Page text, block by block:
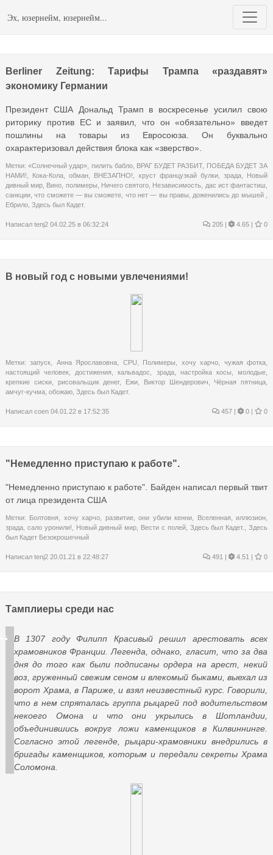
Эх, юзернейм, юзернейм...
Berliner Zeitung: Тарифы Трампа «раздавят»
экономику Германии
Президент США Дональд Трамп в воскресенье усилил свою
риторику против ЕС и заявил, что он «обязательно» введет
пошлины на товары из Евросоюза. Он буквально
охарактеризовал действия блока как «зверство».
Метки:«Солнечный удар» пилить бабло, ВРАГ БУДЕТ РАЗБИТ, ПОБЕДА БУДЕТ ЗА
НАМИ!
Кока-Кола обман ВНЕЗАПНО! хруст французкай булки зрада
Новый
дивный мир Вино полимеры Ничего святого Независимость дас ист фантастиш
санкции ,что сможете — вы сможете что нет — вы правы доженились до мышей
Ебрило Здесь был Кадет.
Написал tenj2 04.02.25 в 06:32:24 205 | 4.65 | 0
В новый год с новыми увлечениями!
Метки:запуск Анна Ярославовна CPU Полимеры хочу харчо чужая фотка
настоящий человек
достижения ,кальвадос зрада, настройка косы ,молодые
крепкие сиски, рисовальщик денег, Ежи Виктор Шендерович Чёрная пятница
амчуг-кучма обожаю Здесь был Кадет.
Написал coen 04.01.22 в 17:52:35 457 | 0 | 0
"Немедленно приступаю к работе".
"Немедленно приступаю к работе". Байден написал первый твит
от лица президента США
Метки: Болтовня хочу харчо развитие,они убили кенни Вселенная ,иллюзион
зрада сало уронили! Новый дивный мир Вести с полей, Здесь был Кадет. ,Здесь
был Кадет Безокрошечный
Написал tenj2 20.01.21 в 22:48:27 491 | 4.51 | 0
Тамплиеры среди нас
В 1307 году Филипп Красивый решил арестовать всех
храмовников Франции. Легенда, однако, гласит, что за два
дня до того как были подписаны ордера на арест, некий
воз, груженный свежим сеном и влекомый быками, выехал из
ворот Храма, в Париже, и взял неизвестный курс. Говорили,
что в нем спряталась группа рыцарей под водительством
некоего Омона и что они укрылись в Шотландии,
объединившись вокруг ложи каменщиков в Килвиннинге.
Согласно этой легенде, рыцари-храмовники внедрились в
бригады каменщиков, которым и передали секреты Храма
Соломона.